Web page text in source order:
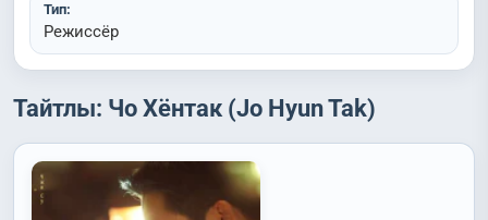
Тип:
Режиссёр
Тайтлы: Чо Хёнтак (Jo Hyun Tak)